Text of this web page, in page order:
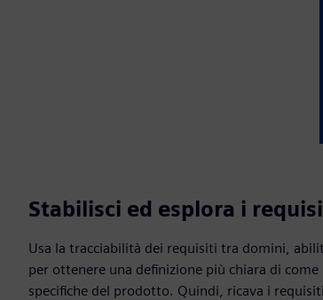
Stabilisci ed esplora i
Usa la tracciabilità dei requisiti tra domini,
per ottenere una definizione più chiara di
specifiche del prodotto. Quindi, ricava i